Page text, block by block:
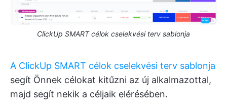
ClickUp SMART célok cselekvési terv sablonja
A ClickUp SMART célok cselekvési terv sablonja
segít Önnek célokat kitűzni az új alkalmazottal,
majd segít nekik a céljaik elérésében.